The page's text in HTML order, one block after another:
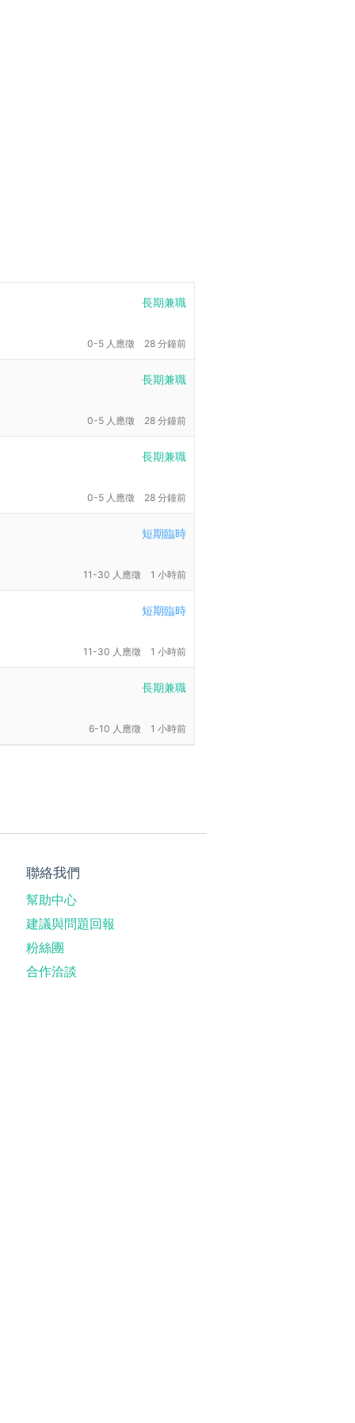
長期兼職
0-5 人應徵 28 分鐘前
長期兼職
0-5 人應徵 28 分鐘前
長期兼職
0-5 人應徵 28 分鐘前
短期臨時
11-30 人應徵 1 小時前
短期臨時
11-30 人應徵 1 小時前
長期兼職
6-10 人應徵 1 小時前
聯絡我們
幫助中心
建議與問題回報
粉絲團
合作洽談